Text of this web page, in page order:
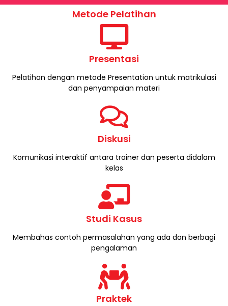
Metode Pelatihan
Presentasi
Pelatihan dengan metode Presentation untuk matrikulasi
dan penyampaian materi
Diskusi
Komunikasi interaktif antara trainer dan peserta didalam
kelas​
Studi Kasus
Membahas contoh permasalahan yang ada dan berbagi
pengalaman
Praktek